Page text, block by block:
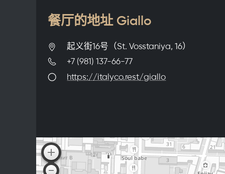
餐厅的地址 Giallo
起义街16号（St. Vosstaniya, 16）
+7 (981) 137-66-77
https://italyco.rest/giallo